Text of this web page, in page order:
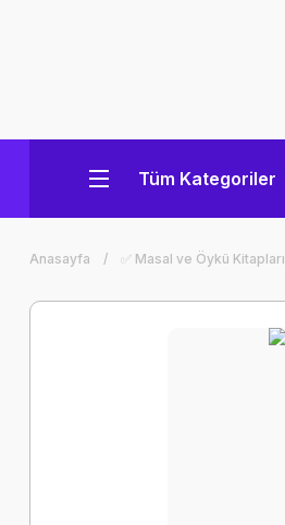
Tüm Kategoriler
Anasayfa ✅ Masal ve Öykü Kitapları